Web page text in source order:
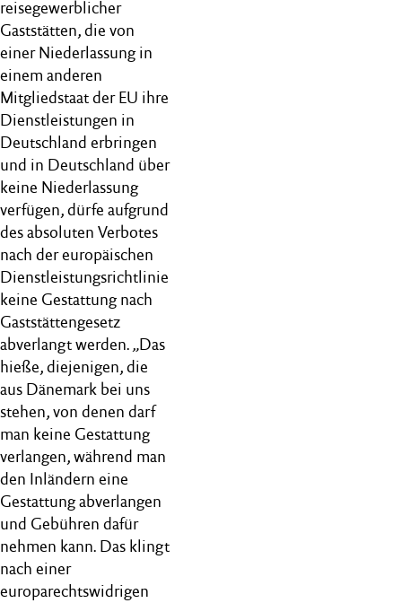
reisegewerblicher
Gaststätten, die von
einer Niederlassung in
einem anderen
Mitgliedstaat der EU ihre
Dienstleistungen in
Deutschland erbringen
und in Deutschland über
keine Niederlassung
verfügen, dürfe aufgrund
des absoluten Verbotes
nach der europäischen
Dienstleistungsrichtlinie
keine Gestattung nach
Gaststättengesetz
abverlangt werden. „Das
hieße, diejenigen, die
aus Dänemark bei uns
stehen, von denen darf
man keine Gestattung
verlangen, während man
den Inländern eine
Gestattung abverlangen
und Gebühren dafür
nehmen kann. Das klingt
nach einer
europarechtswidrigen